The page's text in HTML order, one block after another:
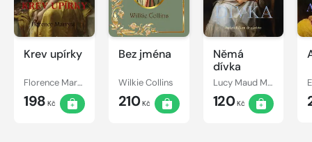
Krev upírky
Florence Marryat
198 Kč
Bez jména
Wilkie Collins
210Kč
Němá
dívka
Lucy Maud Montgomery
120Kč